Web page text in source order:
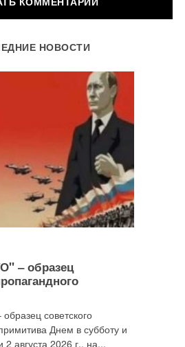
КОММЕНТАРИЙ
опубликован. Обязательные поля
НОВОСТИ
‒ образец
советского
Днем в субботу и
2 августа 2026 г., на...